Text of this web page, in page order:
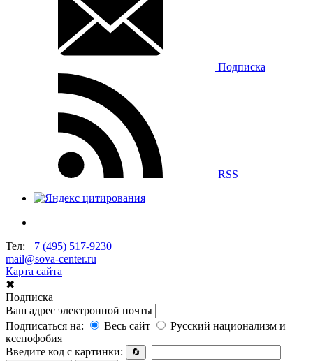
Подписка
RSS
Тел: +7 (495) 517-9230
mail@sova-center.ru
Карта сайта
✖
Подписка
Ваш адрес электронной почты
Подписаться на:
Весь сайт
Русский национализм и
ксенофобия
Введите код с картинки:
🔄